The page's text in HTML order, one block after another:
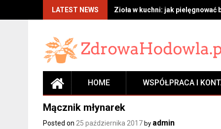
LATEST NEWS Zioła w kuchni: jak pielęgnować
HOME WSPÓŁPRACA I
Mącznik młynarek
Posted on 25 października 2017 by admin